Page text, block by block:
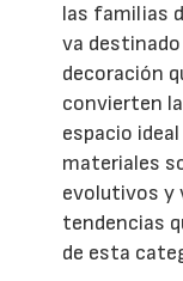
las familias
va
decoración
convierten
espacio
materiales
evolutivos y
tendencias
de esta